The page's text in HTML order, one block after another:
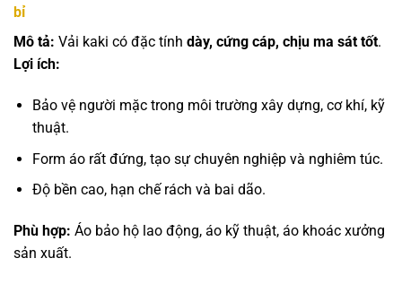
bỉ
Mô tả: Vải kaki có đặc tính dày, cứng cáp, chịu ma sát tốt.
Lợi ích:
Bảo vệ người mặc trong môi trường xây dựng, cơ khí, kỹ
thuật.
Form áo rất đứng, tạo sự chuyên nghiệp và nghiêm túc.
Độ bền cao, hạn chế rách và bai dão.
Phù hợp: Áo bảo hộ lao động, áo kỹ thuật, áo khoác xưởng
sản xuất.